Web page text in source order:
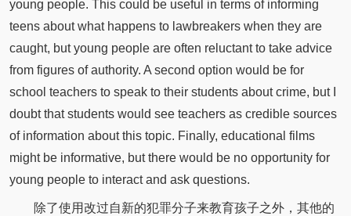
young people. This could be useful in terms of informing
teens about what happens to lawbreakers when they are
caught, but young people are often reluctant to take advice
from figures of authority. A second option would be for
school teachers to speak to their students about crime, but I
doubt that students would see teachers as credible sources
of information about this topic. Finally, educational films
might be informative, but there would be no opportunity for
young people to interact and ask questions.
除了使用改过自新的犯罪分子来教育孩子之外，其他的